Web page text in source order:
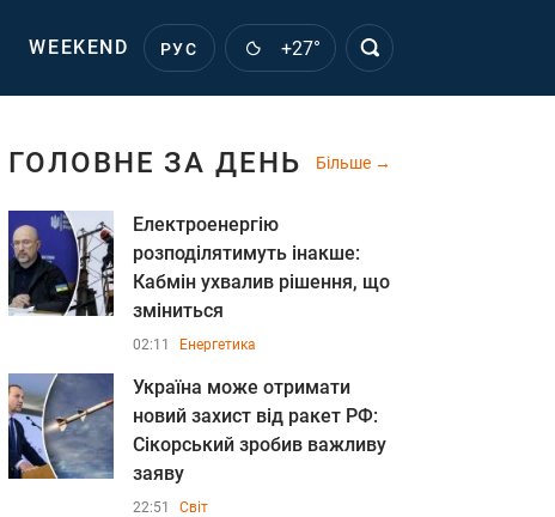
WEEKEND РУС +27°
ГОЛОВНЕ ЗА ДЕНЬ Більше
Електроенергію
розподілятимуть інакше:
Кабмін ухвалив рішення, що
зміниться
02:11 Енергетика
Україна може отримати
новий захист від ракет РФ:
Сікорський зробив важливу
заяву
22:51 Світ